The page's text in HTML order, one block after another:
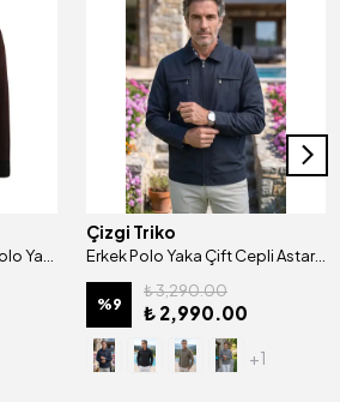
Erkek Astarlı Triko Mont Polo Yaka Çelik Örgü Desenli Klasik Kalıp - 5208P
Çizgi Triko
Erkek Polo Yaka Çift Cepli Astarlı Mevsimlik Mont - A00001
%9
₺ 3,290.00
₺ 2,990.00
+1